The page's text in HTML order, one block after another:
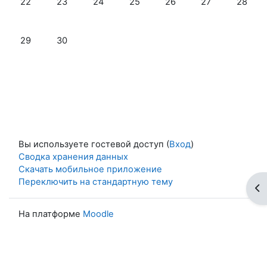
Нет событий, понедельник 29 июня
29 Нет событий, вторник 30 июня
30
Вы используете гостевой доступ (Вход)
Сводка хранения данных
Скачать мобильное приложение
Переключить на стандартную тему
На платформе Moodle